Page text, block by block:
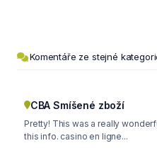
Komentáře ze stejné
CBA Smíšené zboží
Pretty! This was a really
this info. casino en ligne...